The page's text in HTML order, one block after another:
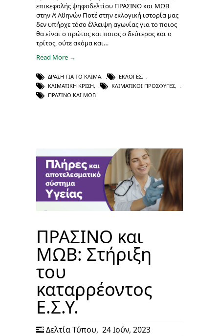
επικεφαλής ψηφοδελτίου ΠΡΑΣΙΝΟ και ΜΩΒ
στην Α’ Αθηνών Ποτέ στην εκλογική ιστορία μας
δεν υπήρχε τόσο έλλειψη αγωνίας για το ποιος
θα είναι ο πρώτος και ποιος ο δεύτερος και ο
τρίτος, ούτε ακόμα και…
Read More →
ΔΡΆΣΗ ΓΙΑ ΤΟ ΚΛΊΜΑ, ΕΚΛΟΓΈΣ,
ΚΛΙΜΑΤΙΚΉ ΚΡΊΣΗ, ΚΛΙΜΑΤΙΚΟΊ ΠΡΌΣΦΥΓΕΣ,
ΠΡΑΣΙΝΟ ΚΑΙ ΜΩΒ
ΠΡΑΣΙΝΟ και
ΜΩΒ: Στήριξη
του
καταρρέοντος
Ε.Σ.Υ.
Δελτία Τύπου, 24 Ιούν, 2023